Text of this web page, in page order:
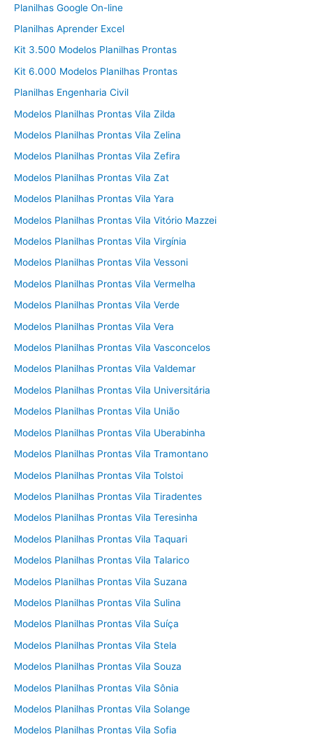
Planilhas Google On-line
Planilhas Aprender Excel
Kit 3.500 Modelos Planilhas Prontas
Kit 6.000 Modelos Planilhas Prontas
Planilhas Engenharia Civil
Modelos Planilhas Prontas Vila Zilda
Modelos Planilhas Prontas Vila Zelina
Modelos Planilhas Prontas Vila Zefira
Modelos Planilhas Prontas Vila Zat
Modelos Planilhas Prontas Vila Yara
Modelos Planilhas Prontas Vila Vitório Mazzei
Modelos Planilhas Prontas Vila Virgínia
Modelos Planilhas Prontas Vila Vessoni
Modelos Planilhas Prontas Vila Vermelha
Modelos Planilhas Prontas Vila Verde
Modelos Planilhas Prontas Vila Vera
Modelos Planilhas Prontas Vila Vasconcelos
Modelos Planilhas Prontas Vila Valdemar
Modelos Planilhas Prontas Vila Universitária
Modelos Planilhas Prontas Vila União
Modelos Planilhas Prontas Vila Uberabinha
Modelos Planilhas Prontas Vila Tramontano
Modelos Planilhas Prontas Vila Tolstoi
Modelos Planilhas Prontas Vila Tiradentes
Modelos Planilhas Prontas Vila Teresinha
Modelos Planilhas Prontas Vila Taquari
Modelos Planilhas Prontas Vila Talarico
Modelos Planilhas Prontas Vila Suzana
Modelos Planilhas Prontas Vila Sulina
Modelos Planilhas Prontas Vila Suíça
Modelos Planilhas Prontas Vila Stela
Modelos Planilhas Prontas Vila Souza
Modelos Planilhas Prontas Vila Sônia
Modelos Planilhas Prontas Vila Solange
Modelos Planilhas Prontas Vila Sofia